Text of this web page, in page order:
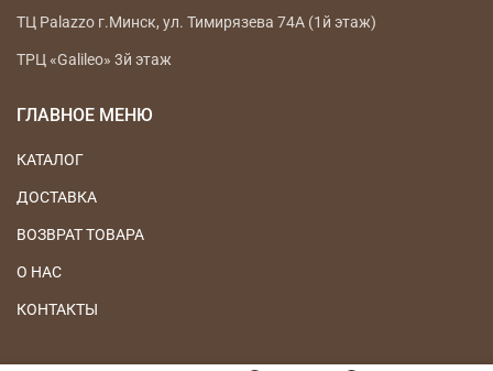
ТЦ Palazzo г.Минск, ул. Тимирязева 74А (1й этаж)
ТРЦ «Galileo» 3й этаж
ГЛАВНОЕ МЕНЮ
КАТАЛОГ
ДОСТАВКА
ВОЗВРАТ ТОВАРА
О НАС
КОНТАКТЫ